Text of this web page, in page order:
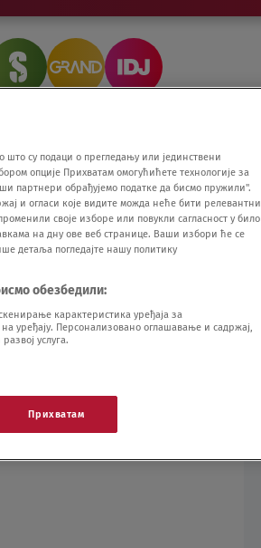
u nozi, što je
што су подаци о прегледању или јединствени
опције Прихватам омогућићете технологије за
партнери обрађујемо податке да бисмо пружили".
и огласи које видите можда неће бити релевантни
своје изборе или повукли сагласност у било
на дну ове веб странице. Ваши избори ће се
детаља погледајте нашу политику
обезбедили:
карактеристика уређаја за
уређају. Персонализовано оглашавање и садржај,
услуга.
Прихватам